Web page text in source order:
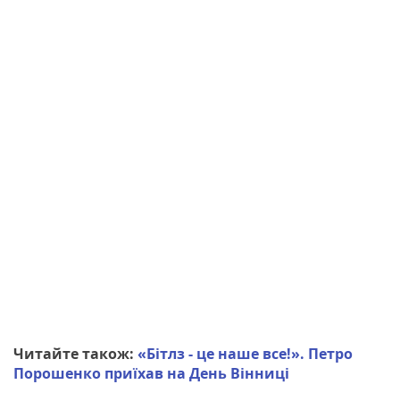
Читайте також: «Бітлз - це наше все!». Петро
Порошенко приїхав на День Вінниці